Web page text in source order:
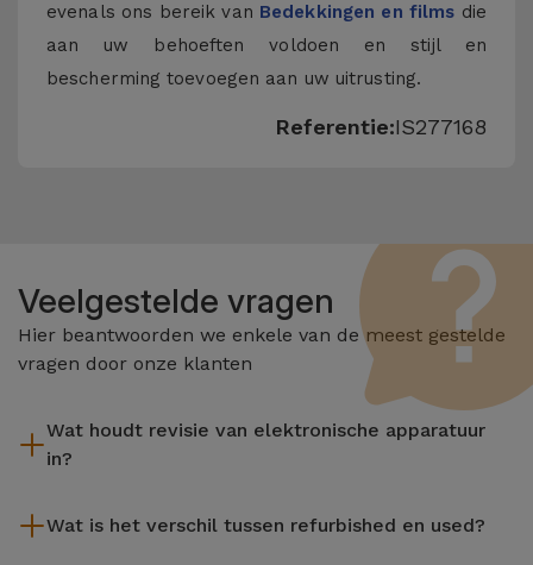
evenals ons bereik van Bedekkingen en films die
aan uw behoeften voldoen en stijl en
bescherming toevoegen aan uw uitrusting.
Referentie:IS277168
Veelgestelde vragen
Hier beantwoorden we enkele van de meest gestelde
vragen door onze klanten
Wat houdt revisie van elektronische apparatuur
in?
reiniging, en niet te vergeten het repareren van elk defect
Wat is het verschil tussen refurbished en used?